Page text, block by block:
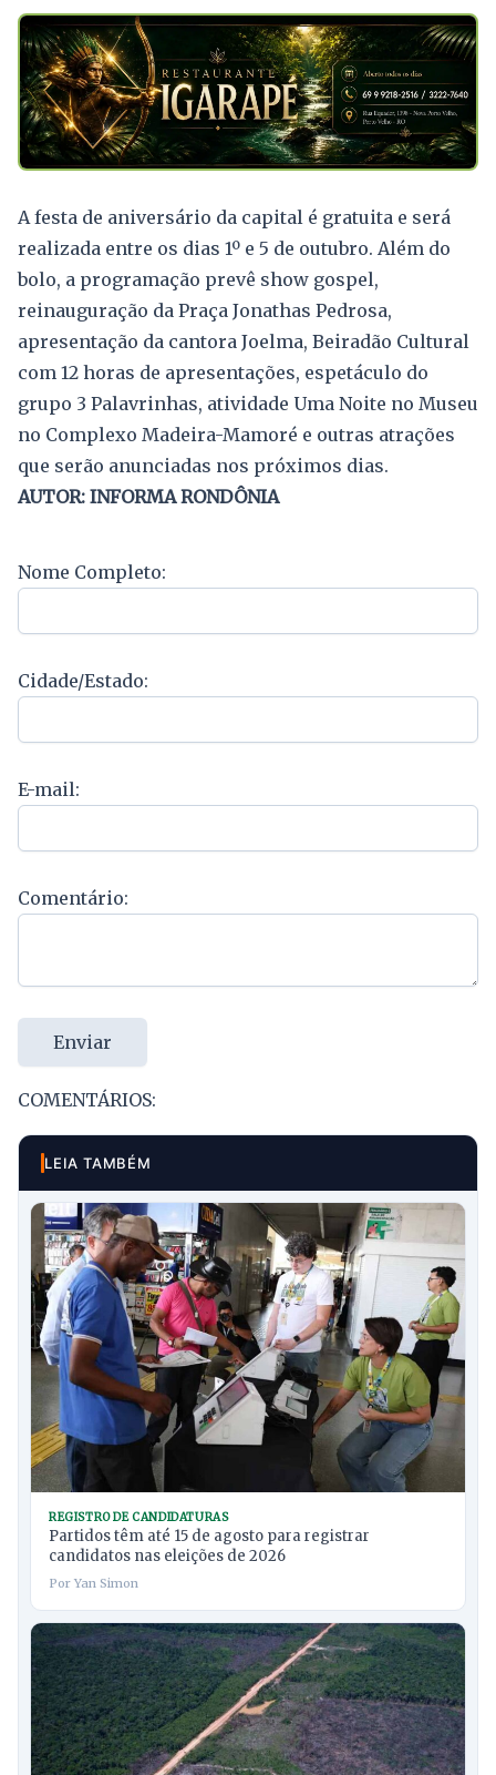
A festa de aniversário da capital é gratuita e será
realizada entre os dias 1º e 5 de outubro. Além do
bolo, a programação prevê show gospel,
reinauguração da Praça Jonathas Pedrosa,
apresentação da cantora Joelma, Beiradão Cultural
com 12 horas de apresentações, espetáculo do
grupo 3 Palavrinhas, atividade Uma Noite no Museu
no Complexo Madeira-Mamoré e outras atrações
que serão anunciadas nos próximos dias.
AUTOR: INFORMA RONDÔNIA
Nome Completo:
Cidade/Estado:
E-mail:
Comentário:
Enviar
COMENTÁRIOS:
LEIA TAMBÉM
REGISTRO DE CANDIDATURAS
Partidos têm até 15 de agosto para registrar
candidatos nas eleições de 2026
Por Yan Simon